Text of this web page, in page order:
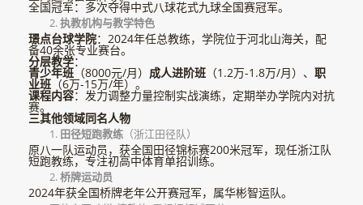
全国冠军：多次夺得中式八球花式九球全国赛冠军。
2.执教机构与教学特色
璟点台球学院：2024年任总教练，学院位于河北山海关，配
备40余张专业赛台。
分层教学：
青少年班 （8000元/月） 成人进阶班 （1.2万-1.8万/月）、 职
业班 （6万-15万/年）。
课程内容：发力调整力量控制实战演练，定期举办学院内对抗
赛。
三其他领域同名人物
1. 田径短跑教练 （浙江田径队）
原八一队运动员，获全国田径锦标赛200米冠军，现任浙江队
短跑教练，专注初高中体育单招训练。
2.桥牌运动员
2024年获全国桥牌老年公开赛冠军，属华彬智运队。